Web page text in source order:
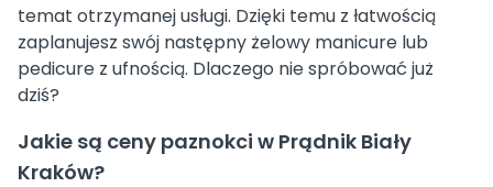
temat otrzymanej usługi. Dzięki temu z łatwością
zaplanujesz swój następny żelowy manicure lub
pedicure z ufnością. Dlaczego nie spróbować już
dziś?
Jakie są ceny paznokci w Prądnik Biały
Kraków?